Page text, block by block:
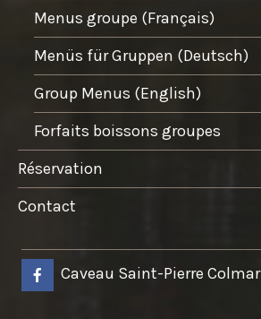
Menus groupe (Français)
Menüs für Gruppen (Deutsch)
Group Menus (English)
Forfaits boissons groupes
Réservation
Contact
Caveau Saint-Pierre Colmar